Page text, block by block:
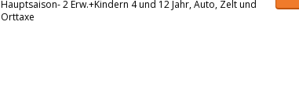
Hauptsaison- 2 Erw.+Kindern 4 und 12 Jahr, Auto, Zelt und
Orttaxe